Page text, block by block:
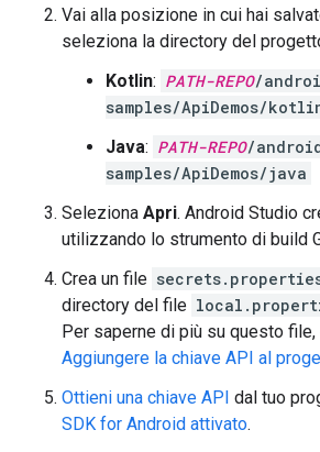
Vai alla posizione in cui hai
seleziona la directory del
Kotlin: PATH-REPO/
samples/ApiDemos/
Java: PATH-REPO/
samples/ApiDemos/java
Seleziona Apri. Android Studio
utilizzando lo strumento di build
Crea un file
directory del file
Per saperne di più su questo
Aggiungere la chiave API al
Ottieni una chiave API dal tuo
SDK for Android attivato.